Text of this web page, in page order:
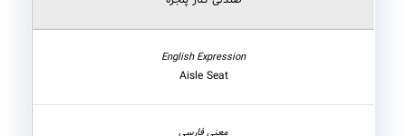
Aisle Seat